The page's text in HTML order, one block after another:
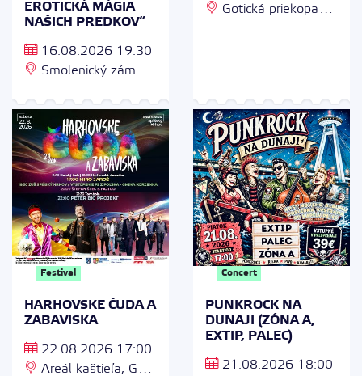
EROTICKÁ MÁGIA
NAŠICH PREDKOV“
16.08.2026 19:30
Smolenický zámok,
Smolenice
Gotická priekopa
Festival
HARHOVSKE ČUDA A
ZABAVISKA
22.08.2026 17:00
Areál kaštieľa, Gen.
Concert
PUNKROCK NA
DUNAJI (ZÓNA A,
EXTIP, PALEC)
21.08.2026 18:00